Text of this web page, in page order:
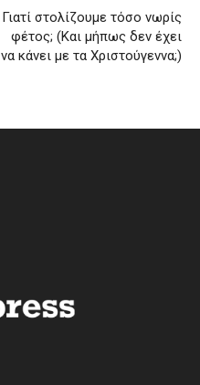
Γιατί στολίζουμε τόσο νωρίς
φέτος; (Και μήπως δεν έχει
να κάνει με τα Χριστούγεννα;)